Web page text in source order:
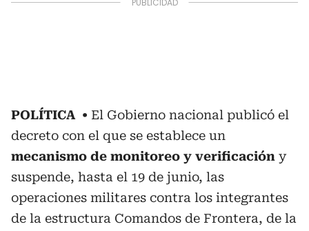
POLÍTICA
El Gobierno nacional publicó el
decreto con el que se establece un
mecanismo de monitoreo y verificación y
suspende, hasta el 19 de junio, las
operaciones militares contra los integrantes
de la estructura Comandos de Frontera, de la